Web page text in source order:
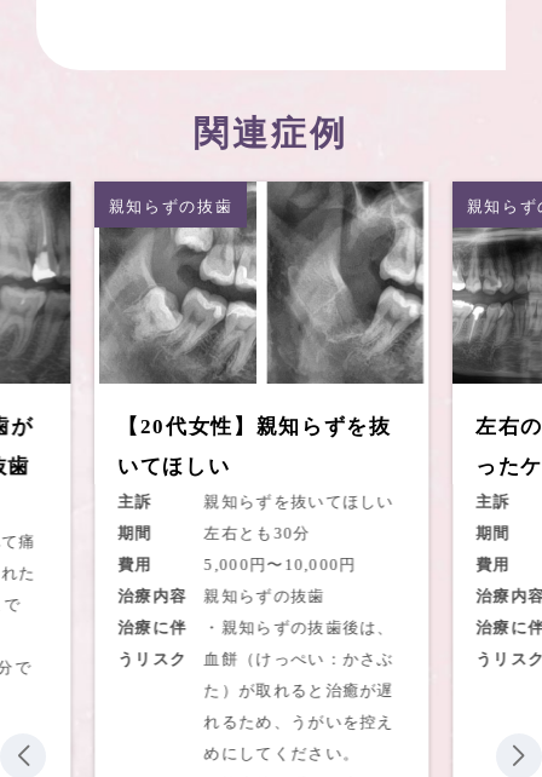
関連症例
痛
た
で
親知らずの抜歯
【20代女性】親知らずを抜
いてほしい
主訴
親知らずを抜いてほしい
期間
左右とも30分
費用
5,000円〜10,000円
治療内容
親知らずの抜歯
治療に伴
うリスク
・親知らずの抜歯後は、
血餅（けっぺい：かさぶ
た）が取れると治癒が遅
れるため、うがいを控え
めにしてください。
親知らず
左右
った
主訴
期間
費用
治療内容
治療に伴
うリスク